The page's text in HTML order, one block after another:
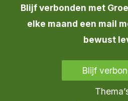
Blijf verbonden met
elke maand een mail
bewust
Blijf